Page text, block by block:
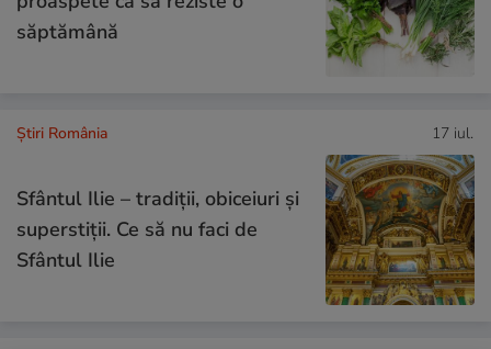
săptămână
Știri România 17 iul.
Sfântul Ilie – tradiții, obiceiuri și
superstiții. Ce să nu faci de
Sfântul Ilie